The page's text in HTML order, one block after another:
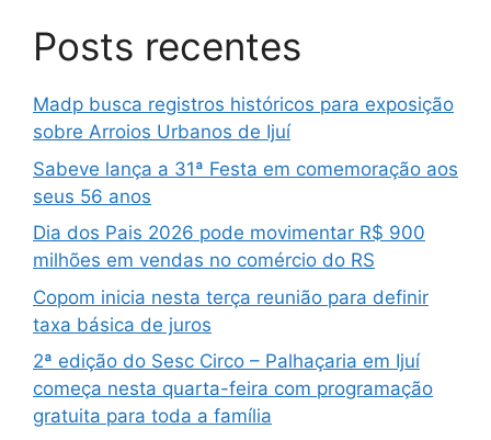
Posts recentes
Madp busca registros históricos para exposição
sobre Arroios Urbanos de Ijuí
Sabeve lança a 31ª Festa em comemoração aos
seus 56 anos
Dia dos Pais 2026 pode movimentar R$ 900
milhões em vendas no comércio do RS
Copom inicia nesta terça reunião para definir
taxa básica de juros
2ª edição do Sesc Circo – Palhaçaria em Ijuí
começa nesta quarta-feira com programação
gratuita para toda a família